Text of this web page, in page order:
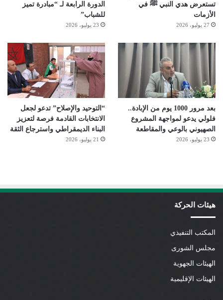
تستعرض هدي النبي ﷺ في
الأزمات
27 يوليو، 2026
الدورة الرابعة لـ “مبادرة تميز
للشباب”
23 يوليو، 2026
بعد مرور 1000 يوم من الإبادة..
فلولي يدعو لمواجهة المشروع
الصهيوني بالوعي والمقاطعة
23 يوليو، 2026
“التوحيد والإصلاح” تدعو لجعل
الانتخابات القادمة فرصة لتعزيز
البناء الديمقراطي واسترجاع الثقة
21 يوليو، 2026
هيئات الحركة
المكتب التنفيذي
مجلس الشورى
الهيئات الجهوية
الهيئات الإقليمية